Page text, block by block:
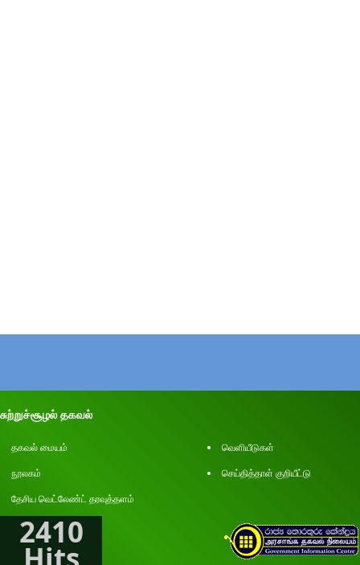
சுற்றுச்சூழல் தகவல்
தகவல் மையம்
வெளியீடுகள்
நூலகம்
செய்தித்தாள் குறியீட்டு
தேசிய வெட்லேண்ட் தரவுத்தளம்
2410